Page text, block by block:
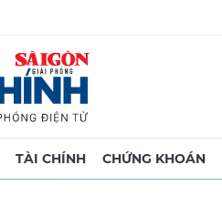
TÀI CHÍNH CHỨNG KHOÁN